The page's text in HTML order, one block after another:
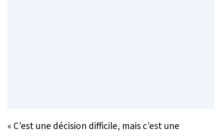
« C’est une décision difficile, mais c’est une